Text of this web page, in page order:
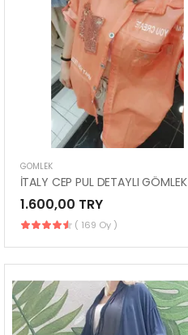
GÖMLEK
İTALY CEP PUL DETAYLI GÖMLEK
1.600,00 TRY
( 169 Oy )